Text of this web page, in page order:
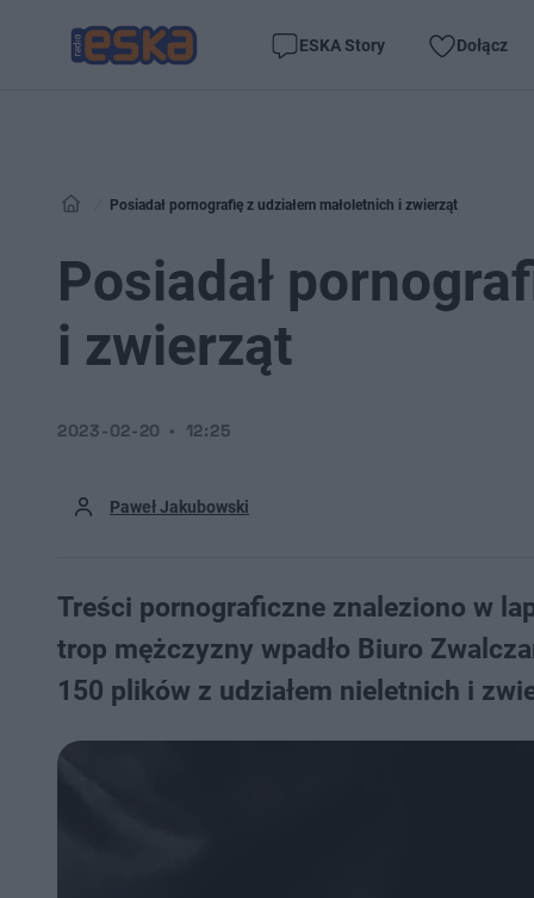
ESKA Story Dołącz
Posiadał pornografię z udziałem małoletnich i zwierząt
Posiadał
i zwierząt
Paweł Jakubowski
2023-02-20 12:25
Treści pornograficzne znaleziono w
trop mężczyzny wpadło Biuro
150 plików z udziałem nieletnich i